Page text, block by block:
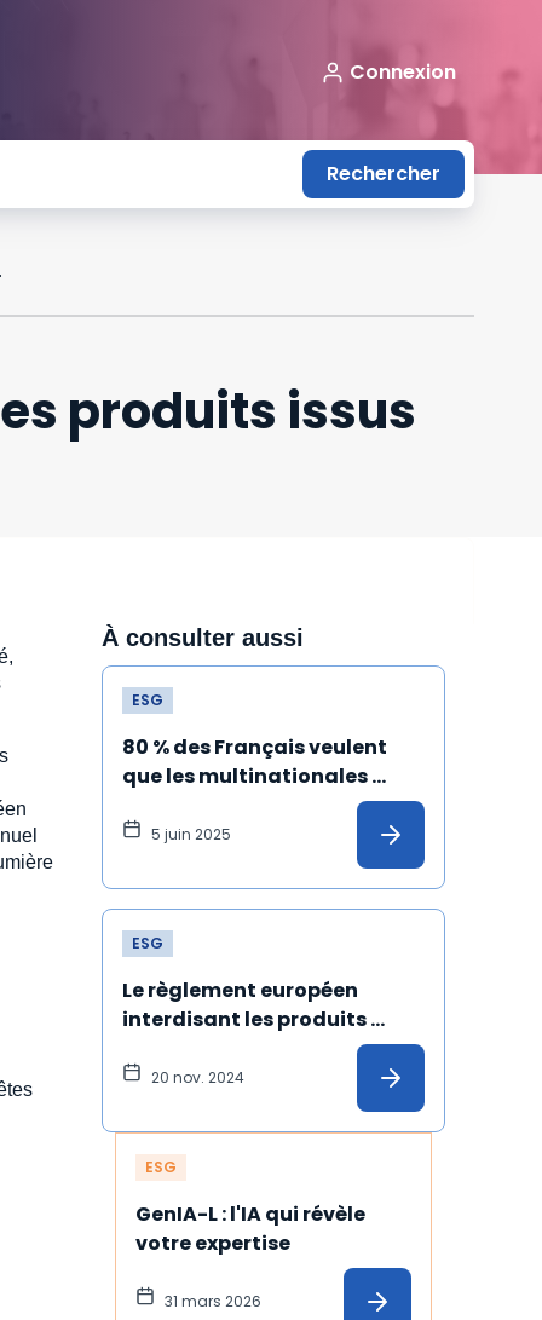
Connexion
Rechercher
produits issus
À consulter aussi
ESG
80 % des Français veulent
que les multinationales
s'engagent dans le respect
du climat et des droits
5 juin 2025
ESG
Le règlement européen
interdisant les produits
issus du travail forcé est
définitivement adopté !
20 nov. 2024
ESG
GenIA-L : l'IA qui révèle
votre expertise
31 mars 2026